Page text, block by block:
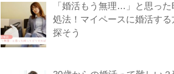
「婚活もう無理…」と思った
処法！マイペースに婚活する
探そう